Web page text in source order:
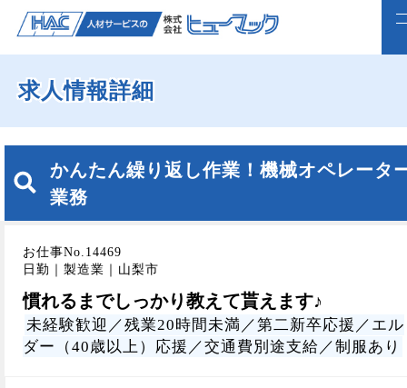
求人検索
よくいただくご質問
福利厚生
企業案内
求人情報詳細
かんたん繰り返し作業！機械オペレータ
業務
お仕事No.14469
日勤｜製造業｜山梨市
慣れるまでしっかり教えて貰えます♪
未経験歓迎／残業20時間未満／第二新卒応援／エル
ダー（40歳以上）応援／交通費別途支給／制服あり